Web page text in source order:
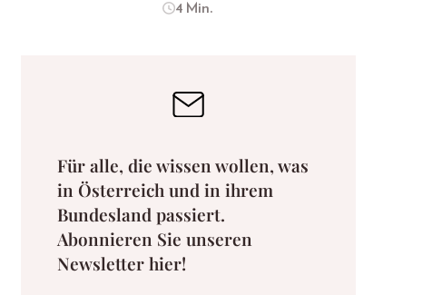
4 Min.
Für alle, die wissen wollen, was
in Österreich und in ihrem
Bundesland passiert.
Abonnieren Sie unseren
Newsletter hier!